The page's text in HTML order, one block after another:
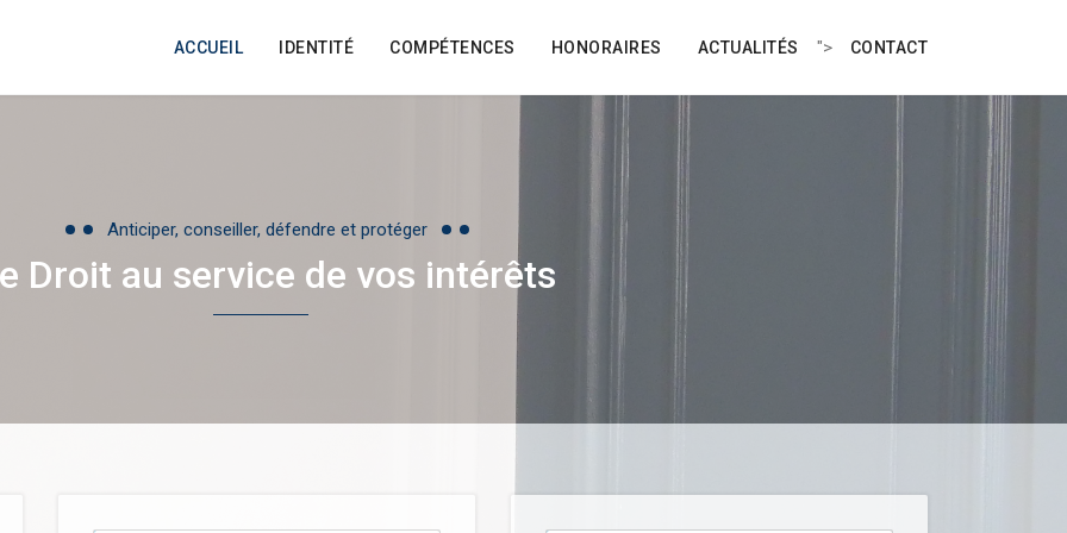
ACCUEIL IDENTITÉ COMPÉTENCES HONORAIRES ACTUALITÉS "> CONTACT
Anticiper, conseiller, défendre et protéger
Droit au service de vos intérêts